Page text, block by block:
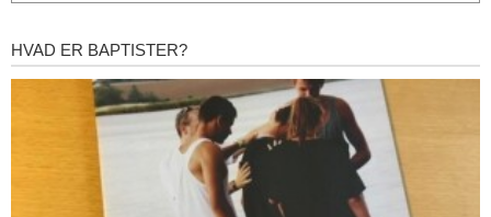
Hvad
er
HVAD ER BAPTISTER?